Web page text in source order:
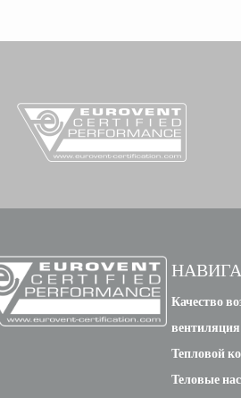
Качество
вентиляция
Тепловой
Теловые